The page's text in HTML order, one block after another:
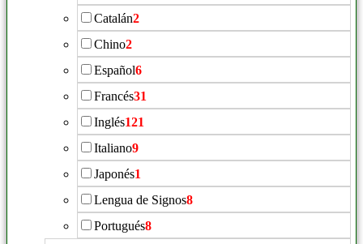
Catalán2
Chino2
Español6
Francés31
Inglés121
Italiano9
Japonés1
Lengua de Signos8
Portugués8